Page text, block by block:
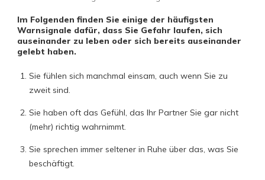
Im Folgenden finden Sie einige der häufigsten
Warnsignale dafür, dass Sie Gefahr laufen, sich
auseinander zu leben oder sich bereits auseinander
gelebt haben.
Sie fühlen sich manchmal einsam, auch wenn Sie zu
zweit sind.
Sie haben oft das Gefühl, das Ihr Partner Sie gar nicht
(mehr) richtig wahrnimmt.
Sie sprechen immer seltener in Ruhe über das, was Sie
beschäftigt.